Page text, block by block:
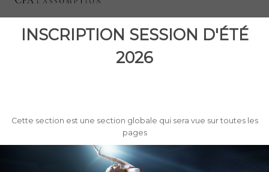
INSCRIPTION SESSION D'ÉTÉ
2026
Cette section est une section globale qui sera vue sur toutes les
pages